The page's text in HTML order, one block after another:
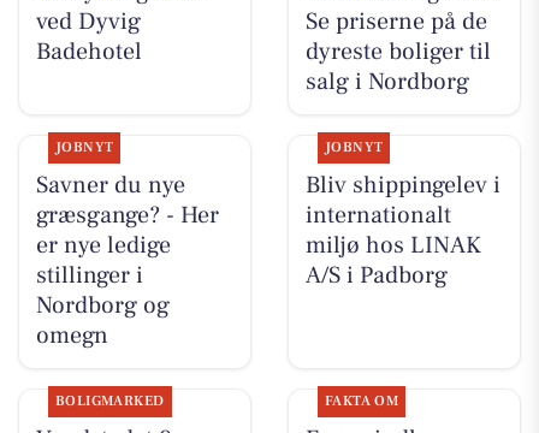
ved Dyvig
Badehotel
Se priserne på de
dyreste boliger til
salg i Nordborg
JOBNYT
Savner du nye
græsgange? - Her
er nye ledige
stillinger i
Nordborg og
omegn
JOBNYT
Bliv shippingelev i
internationalt
miljø hos LINAK
A/S i Padborg
BOLIGMARKED FAKTA OM